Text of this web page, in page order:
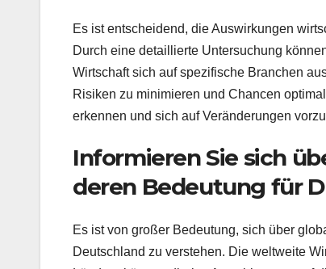
Es ist entscheidend, die Auswirkungen
Durch eine detaillierte Untersuchung
Wirtschaft sich auf spezifische Branchen
Risiken zu minimieren und Chancen
erkennen und sich auf Veränderungen
Informieren Sie sich
deren Bedeutung für
Es ist von großer Bedeutung, sich über
Deutschland zu verstehen. Die weltweite